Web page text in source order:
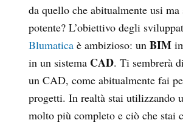
da quello che abitualmente usi
potente? L’obiettivo degli
Blumatica è ambizioso: un BIM
in un sistema CAD. Ti sembrerà
un CAD, come abitualmente fai
progetti. In realtà stai utilizzando
molto più completo e ciò che stai